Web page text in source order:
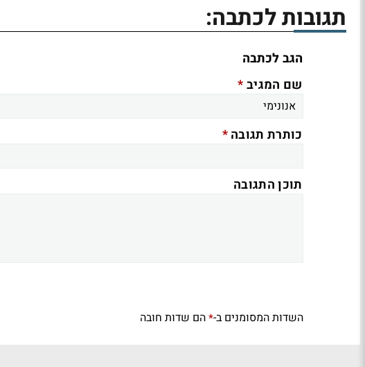
תגובות לכתבה:
הגב לכתבה
שם המגיב*
כותרת תגובה*
תוכן התגובה
השדות המסומנים ב-*הם שדות חובה